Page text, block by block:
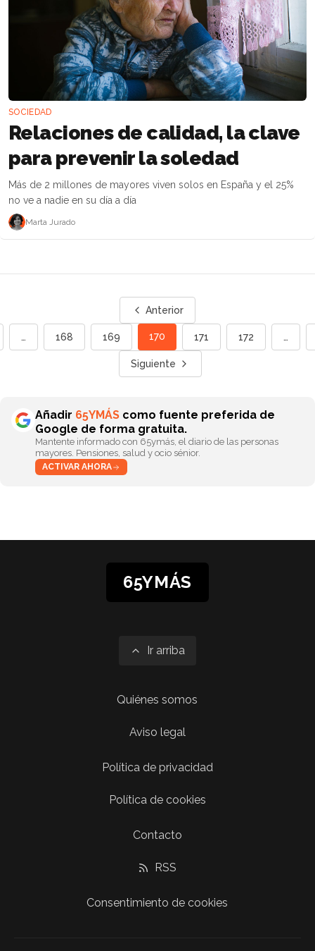
SOCIEDAD
Relaciones de calidad, la clave
para prevenir la soledad
Más de 2 millones de mayores viven solos en España y el 25%
no ve a nadie en su día a día
Marta Jurado
Anterior
… 168 169 170 171 172 …
Siguiente
Añadir 65YMÁS como fuente preferida de
Google de forma gratuita.
Mantente informado con 65ymás, el diario de las personas
mayores. Pensiones, salud y ocio sénior.
ACTIVAR AHORA
65YMÁS
Ir arriba
Quiénes somos
Aviso legal
Política de privacidad
Política de cookies
Contacto
RSS
Consentimiento de cookies